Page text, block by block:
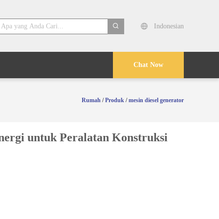
Indonesian
Chat Now
Rumah /Produk /mesin diesel generator
untuk Peralatan Konstruksi